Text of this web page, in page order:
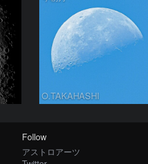
O.TAKAHASHI
Follow
アストロアーツ